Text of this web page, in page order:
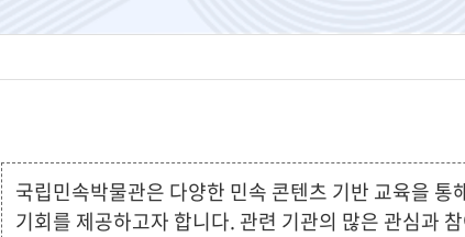
국립민속박물관은 다양한 민속 콘텐츠 기반 교육을
기회를 제공하고자 합니다. 관련 기관의 많은 관심과